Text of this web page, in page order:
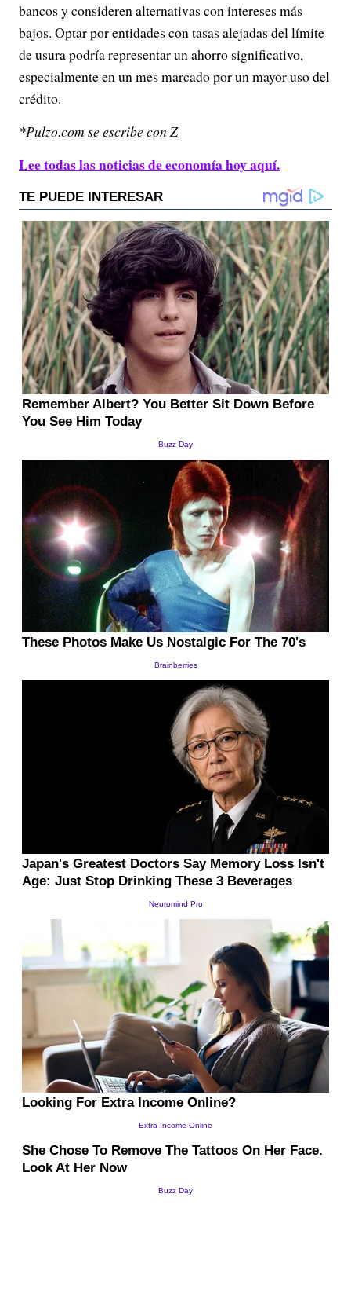
bancos y consideren alternativas con intereses más
bajos. Optar por entidades con tasas alejadas del límite
de usura podría representar un ahorro significativo,
especialmente en un mes marcado por un mayor uso del
crédito.
*Pulzo.com se escribe con Z
Lee todas las noticias de economía hoy aquí.